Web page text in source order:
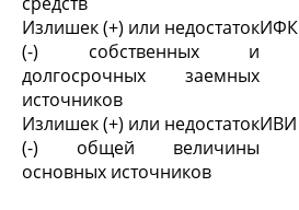
Излишек (+) или недостаток
(-) собственных и
долгосрочных заемных
источников
ИФК
Излишек (+) или недостаток
(-) общей величины
основных источников
ИВИ